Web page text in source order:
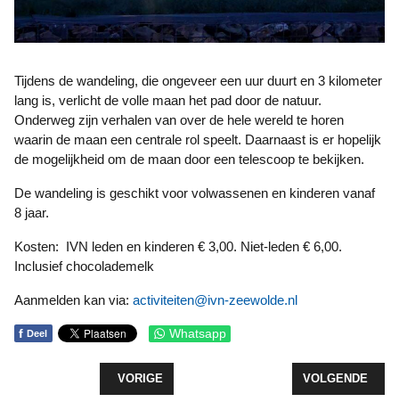
Tijdens de wandeling, die ongeveer een uur duurt en 3 kilometer
lang is, verlicht de volle maan het pad door de natuur.
Onderweg zijn verhalen van over de hele wereld te horen
waarin de maan een centrale rol speelt. Daarnaast is er hopelijk
de mogelijkheid om de maan door een telescoop te bekijken.
De wandeling is geschikt voor volwassenen en kinderen vanaf
8 jaar.
Kosten: IVN leden en kinderen € 3,00. Niet-leden € 6,00.
Inclusief chocolademelk
Aanmelden kan via: activiteiten@ivn-zeewolde.nl
f Deel Whatsapp
VORIG ARTIKEL: JEUGD ORGANISEERT EIGEN
VORIGE VOLGENDE
VOLGENDE